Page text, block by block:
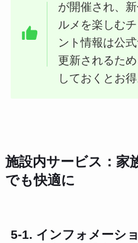
が開催され、
ルメを楽しむ
ント情報は公
更新されるた
しておくとお得
施設内サービス：家
でも快適に
5-1. インフォメーシ